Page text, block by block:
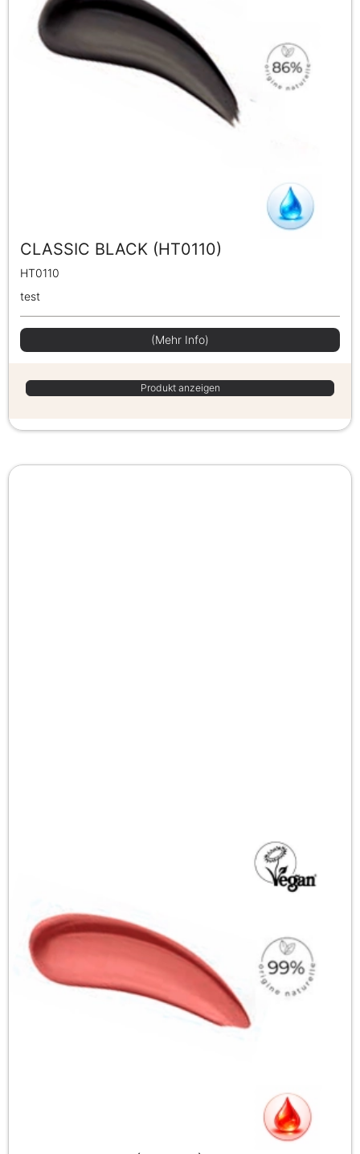
CLASSIC BLACK (HT0110)
HT0110
test
(Mehr Info)
Produkt anzeigen